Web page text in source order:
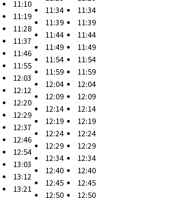
11:10
11:19
11:28
11:37
11:46
11:55
12:03
12:12
12:20
12:29
12:37
12:46
12:54
13:03
13:12
13:21
11:34
11:39
11:44
11:49
11:54
11:59
12:04
12:09
12:14
12:19
12:24
12:29
12:34
12:40
12:45
12:50
11:34
11:39
11:44
11:49
11:54
11:59
12:04
12:09
12:14
12:19
12:24
12:29
12:34
12:40
12:45
12:50